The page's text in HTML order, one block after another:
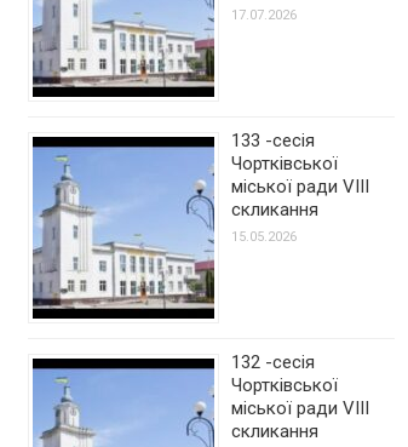
17.07.2026
133 -сесія
Чортківської
міської ради VIII
скликання
15.05.2026
132 -сесія
Чортківської
міської ради VIII
скликання